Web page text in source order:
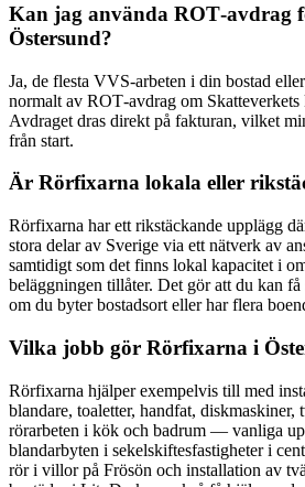
Kan jag använda ROT‑avdrag
Östersund?
Ja, de flesta VVS‑arbeten i din bostad
normalt av ROT‑avdrag om
Avdraget dras direkt på fakturan, vilket
från start.
Är Rörfixarna lokala eller
Rörfixarna har ett rikstäckande upplägg
stora delar av Sverige via ett nätverk av
samtidigt som det finns lokal kapacitet i
beläggningen tillåter. Det gör att du kan
om du byter bostadsort eller har flera
Vilka jobb gör Rörfixarna i
Rörfixarna hjälper exempelvis till med
blandare, toaletter, handfat, diskmaskiner,
rörarbeten i kök och badrum — vanliga
blandarbyten i sekelskiftesfastigheter i
rör i villor på Frösön och installation av